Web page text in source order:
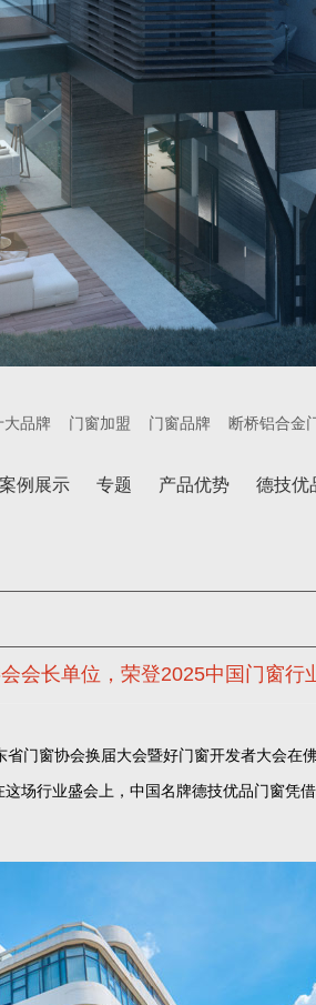
大品牌 门窗加盟 门窗品牌 断桥铝合金
案例展示 专题 产品优势 德技优
会长单位，荣登2025中国门窗行
省门窗协会换届大会暨好门窗开发者大会在
场行业盛会上，中国名牌德技优品门窗凭